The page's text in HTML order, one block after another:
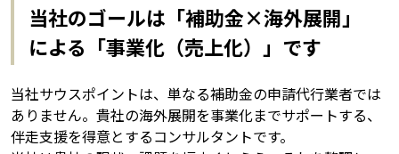
当社のゴールは「補助金×海外展開」
による「事業化（売上化）」です
当社サウスポイントは、単なる補助金の申請代行業者では
ありません。貴社の海外展開を事業化までサポートする、
伴走支援を得意とするコンサルタントです。